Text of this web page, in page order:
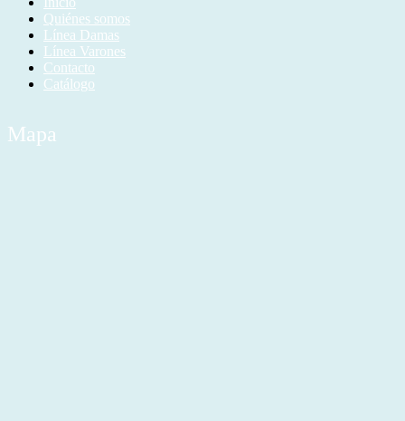
Quiénes somos
Línea Damas
Línea Varones
Contacto
Catálogo
Mapa